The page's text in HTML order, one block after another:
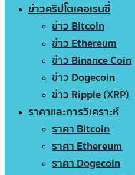
ข่าวคริปโตเคอเรนซี่
ข่าว Bitcoin
ข่าว Ethereum
ข่าว Binance Coin
ข่าว Dogecoin
ข่าว Ripple (XRP)
ราคาและการวิเคราะห์
ราคา Bitcoin
ราคา Ethereum
ราคา Dogecoin